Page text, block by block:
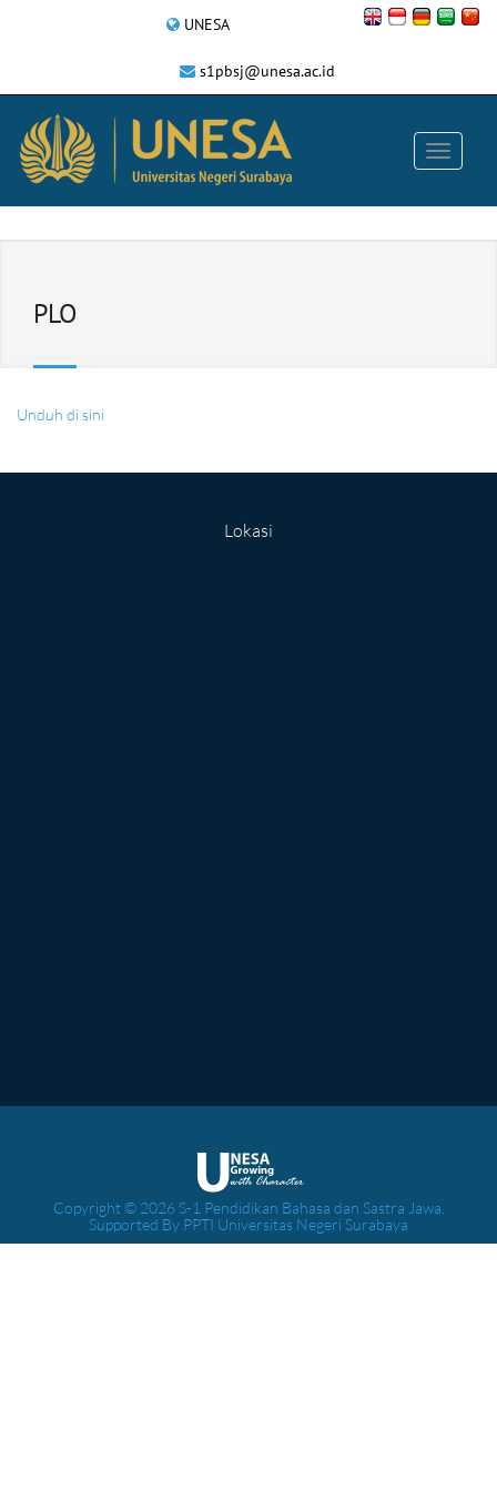
UNESA
s1pbsj@unesa.ac.id
PLO
Unduh di sini
Lokasi
Copyright © 2026 S-1 Pendidikan Bahasa dan Sastra Jawa.
Supported By PPTI Universitas Negeri Surabaya